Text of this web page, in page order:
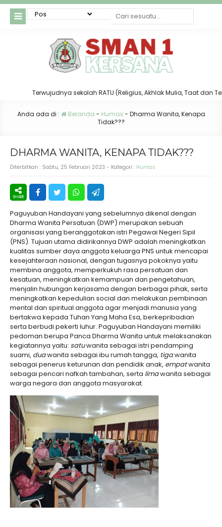
Terwujudnya sekolah RATU (Religius, Akhlak Mulia, Taat dan
Anda ada di : Beranda - Humas - Dharma Wanita, Kenapa
Tidak???
DHARMA WANITA, KENAPA TIDAK???
Diterbitkan : Sabtu, 25 Februari 2023 - Kategori : Humas
Paguyuban Handayani yang sebelumnya dikenal dengan
Dharma Wanita Persatuan (DWP) merupakan sebuah
organisasi yang beranggotakan istri Pegawai Negeri Sipil
(PNS). Tujuan utama didirikannya DWP adalah meningkatkan
kualitas sumber daya anggota keluarga PNS untuk mencapai
kesejahteraan nasional, dengan tugasnya pokoknya yaitu
membina anggota, memperkukuh rasa persatuan dan
kesatuan, meningkatkan kemampuan dan pengetahuan,
menjalin hubungan kerjasama dengan berbagai pihak, serta
meningkatkan kepedulian social dan melakukan pembinaan
mental dan spiritual anggota agar menjadi manusia yang
bertakwa kepada Tuhan Yang Maha Esa, berkepribadian
serta berbudi pekerti luhur. Paguyuban Handayani memiliki
pedoman berupa Panca Dharma Wanita untuk melaksanakan
kegiatannya yaitu: satuwanita sebagai istri pendamping
suami, duawanita sebagai ibu rumah tangga, tigawanita
sebagai penerus keturunan dan pendidik anak, empatwanita
sebagai pencari nafkah tambahan, serta limawanita sebagai
warga negara dan anggota masyarakat.